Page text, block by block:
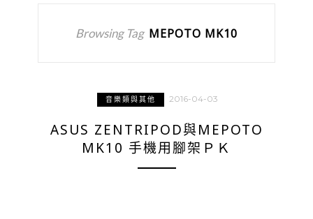
Browsing Tag MEPOTO MK10
音樂類與其他 2016-04-03
ASUS ZENTRIPOD與MEPOTO
MK10 手機用腳架ＰＫ